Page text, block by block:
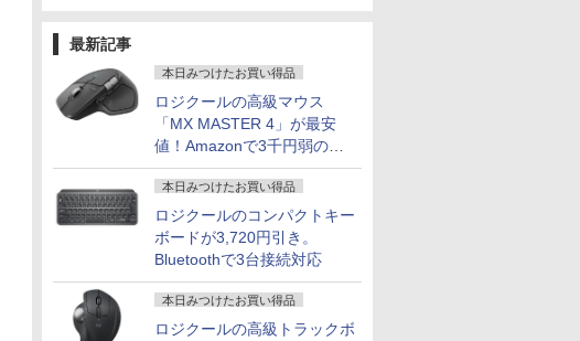
最新記事
本日みつけたお買い得品
ロジクールの高級マウス
「MX MASTER 4」が最安
値！Amazonで3千円弱の割
引
本日みつけたお買い得品
ロジクールのコンパクトキー
ボードが3,720円引き。
Bluetoothで3台接続対応
本日みつけたお買い得品
ロジクールの高級トラックボ